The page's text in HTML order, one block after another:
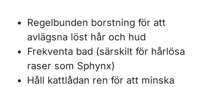
Regelbunden borstning för att
avlägsna löst hår och hud
Frekventa bad (särskilt för hårlösa
raser som Sphynx)
Håll kattlådan ren för att minska